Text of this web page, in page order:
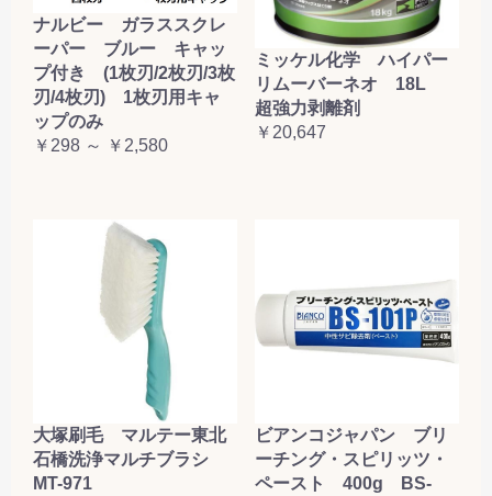
ナルビー ガラススクレ
ーパー ブルー キャッ
プ付き (1枚刃/2枚刃/3枚
刃/4枚刃) 1枚刃用キャ
ップのみ
￥298 ～ ￥2,580
ミッケル化学 ハイパー
リムーバーネオ 18L
超強力剥離剤
￥20,647
大塚刷毛 マルテー東北
石橋洗浄マルチブラシ
MT-971
ビアンコジャパン ブリ
ーチング・スピリッツ・
ペースト 400g BS-